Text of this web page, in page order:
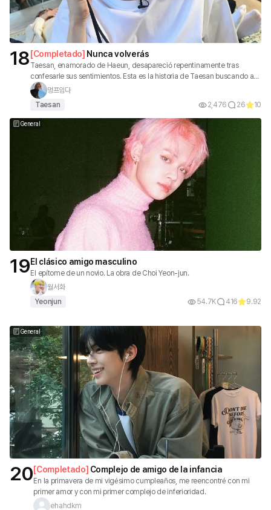
18 [Completado] Nunca volverás
Taesan, enamorado de Haeun, desapareció repentinamente tras
confesarle sus sentimientos. Esta es la historia de Taesan buscando a
Haeun. (Nota: Esta es una historia ficticia, no una historia real. 💗)
멍프임다
Taesan
2,476 26 10
General
19El clásico amigo masculino
El epítome de un novio. La obra de Choi Yeon-jun.
월서화
Yeonjun
54.7K 416 9.92
General
20[Completado] Complejo de amigo de la infancia
En la primavera de mi vigésimo cumpleaños, me reencontré con mi
primer amor y con mi primer complejo de inferioridad.
ehahdkm